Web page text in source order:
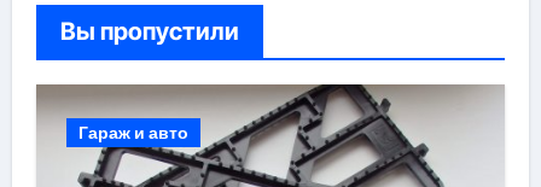
Вы пропустили
Гараж и авто